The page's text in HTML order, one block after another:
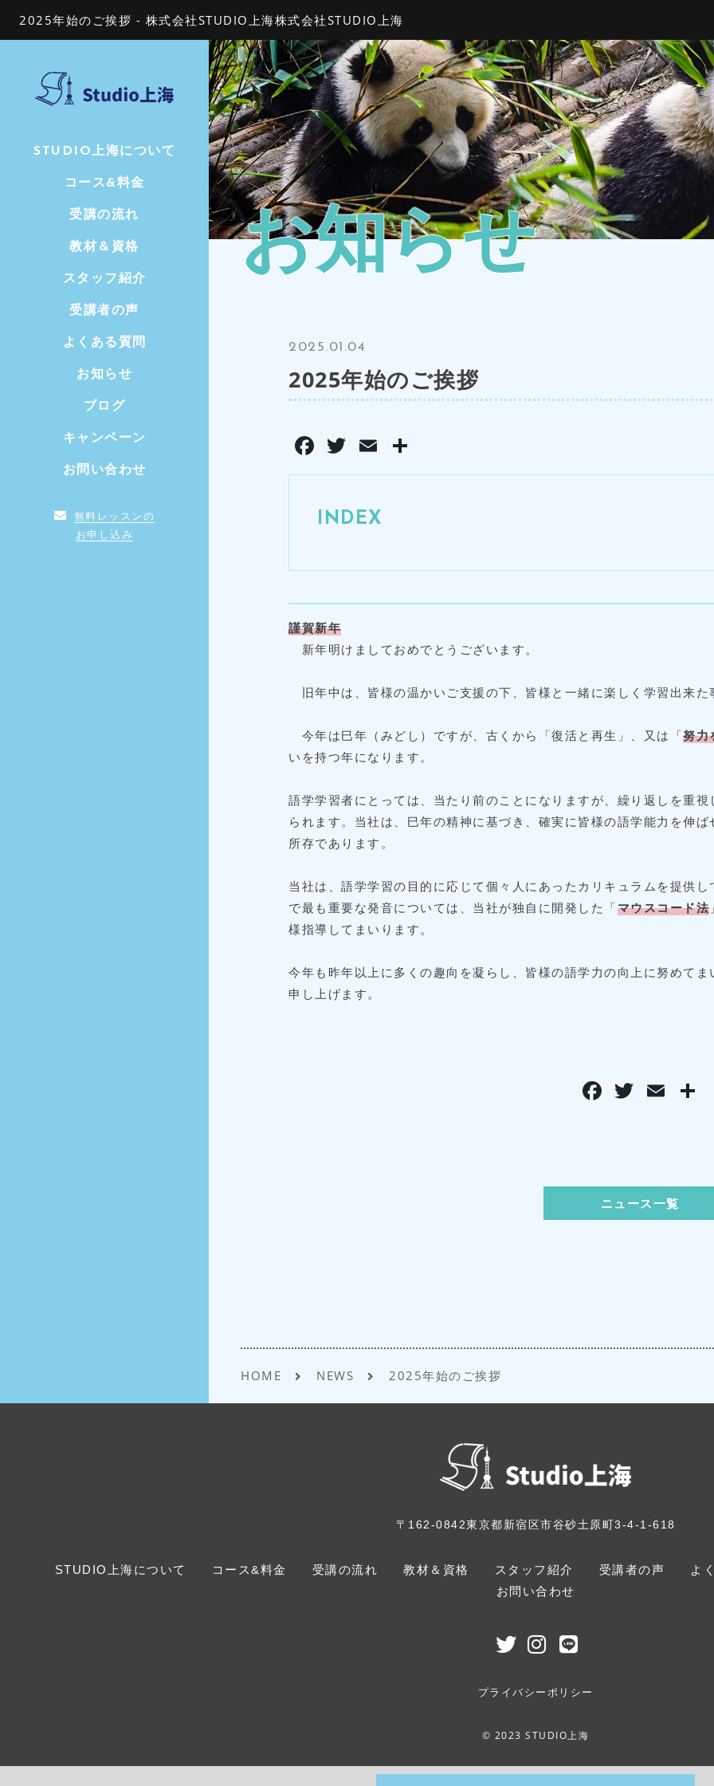
2025年始のご挨拶 - 株式会社STUDIO上海株式会社STUDIO上海
STUDIO上海について
コース&料金
受講の流れ
教材＆資格
スタッフ紹介
受講者の声
よくある質問
お知らせ
ブログ
キャンペーン
お問い合わせ
無料レッスンの
お申し込み
お知らせ
2025.01.04
2025年始のご挨拶
F
a
e
o
o
k
T
w
te
E
m有
INDEX
謹賀新年
新年明けましておめでとうございます。
旧年中は、皆様の温かいご支援の下、皆様と一緒に楽しく学習出来
今年は巳年（みどし）ですが、古くから「復活と再生」、又は「努力
いを持つ年になります。
語学学習者にとっては、当たり前のことになりますが、繰り返しを重
られます。当社は、巳年の精神に基づき、確実に皆様の語学能力を伸
所存であります。
当社は、語学学習の目的に応じて個々人にあったカリキュラムを提供
で最も重要な発音については、当社が独自に開発した「マウスコード法
様指導してまいります。
今年も昨年以上に多くの趣向を凝らし、皆様の語学力の向上に努めて
申し上げます。
F
b
o
T
r
E
ニュース一覧
HOME NEWS 2025年始のご挨拶
〒162-0842東京都新宿区市谷砂土原町3-4-1-618
STUDIO上海について コース&料金 受講の流れ 教材＆資格 スタッフ紹介 受講者の声
よ
お問い合わせ
プライバシーポリシー
© 2023 STUDIO上海